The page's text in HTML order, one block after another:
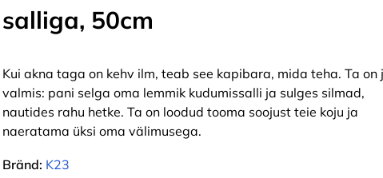
salliga, 50cm
Kui akna taga on kehv ilm, teab see kapibara, mida teha. Ta on
valmis: pani selga oma lemmik kudumissalli ja sulges silmad,
nautides rahu hetke. Ta on loodud tooma soojust teie koju ja
naeratama üksi oma välimusega.
Bränd: K23